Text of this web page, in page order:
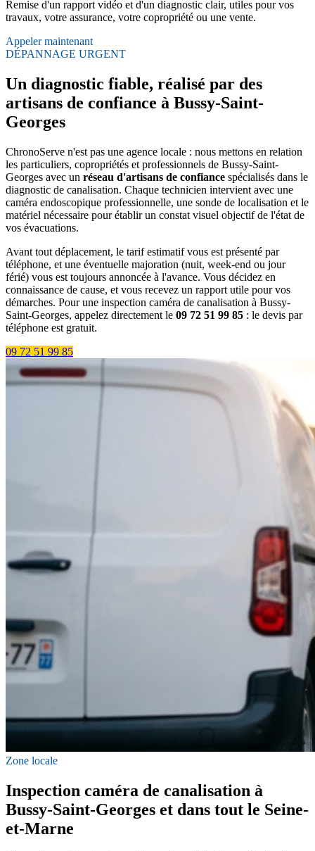
Remise d'un rapport vidéo et d'un diagnostic clair, utiles pour vos
travaux, votre assurance, votre copropriété ou une vente.
Appeler maintenant
DÉPANNAGE URGENT
Un diagnostic fiable, réalisé par des
artisans de confiance à Bussy-Saint-
Georges
ChronoServe n'est pas une agence locale : nous mettons en relation
les particuliers, copropriétés et professionnels de Bussy-Saint-
Georges avec un réseau d'artisans de confiance spécialisés dans le
diagnostic de canalisation. Chaque technicien intervient avec une
caméra endoscopique professionnelle, une sonde de localisation et le
matériel nécessaire pour établir un constat visuel objectif de l'état de
vos évacuations.
Avant tout déplacement, le tarif estimatif vous est présenté par
téléphone, et une éventuelle majoration (nuit, week-end ou jour
férié) vous est toujours annoncée à l'avance. Vous décidez en
connaissance de cause, et vous recevez un rapport utile pour vos
démarches. Pour une inspection caméra de canalisation à Bussy-
Saint-Georges, appelez directement le 09 72 51 99 85 : le devis par
téléphone est gratuit.
09 72 51 99 85
Zone locale
Inspection caméra de canalisation à
Bussy-Saint-Georges et dans tout le Seine-
et-Marne